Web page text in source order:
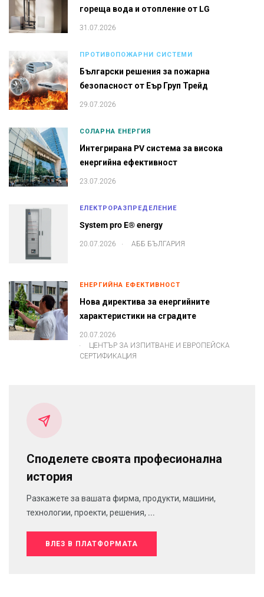
гореща вода и отопление от LG
31.07.2026
ПРОТИВОПОЖАРНИ СИСТЕМИ
Български решения за пожарна
безопасност от Еър Груп Трейд
29.07.2026
СОЛАРНА ЕНЕРГИЯ
Интегрирана PV система за висока
енергийна ефективност
23.07.2026
ЕЛЕКТРОРАЗПРЕДЕЛЕНИЕ
System pro E® energy
20.07.2026 АББ БЪЛГАРИЯ
ЕНЕРГИЙНА ЕФЕКТИВНОСТ
Нова директива за енергийните
характеристики на сградите
20.07.2026
ЦЕНТЪР ЗА ИЗПИТВАНЕ И ЕВРОПЕЙСКА
СЕРТИФИКАЦИЯ
Споделете своята професионална
история
Разкажете за вашата фирма, продукти, машини,
технологии, проекти, решения, ...
ВЛЕЗ В ПЛАТФОРМАТА